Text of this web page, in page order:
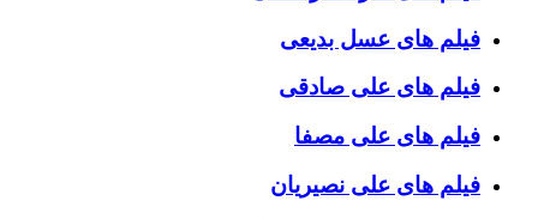
فیلم های عسل بدیعی
فیلم های علی صادقی
فیلم های علی مصفا
فیلم های علی نصیریان